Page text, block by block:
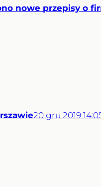
nowe przepisy o
20 gru 2019